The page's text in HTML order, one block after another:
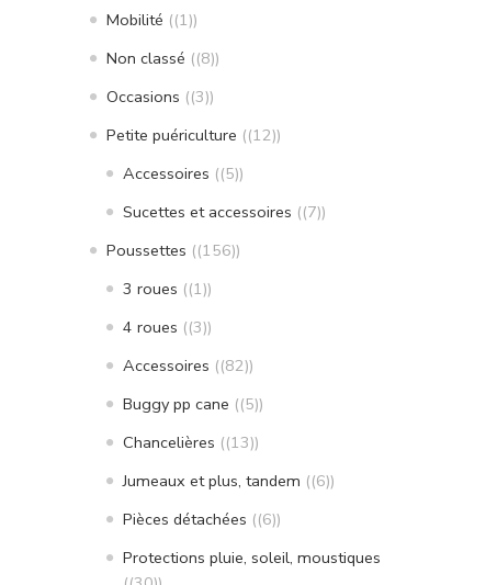
Mobilité (1)
Non classé (8)
Occasions (3)
Petite puériculture (12)
Accessoires (5)
Sucettes et accessoires (7)
Poussettes (156)
3 roues (1)
4 roues (3)
Accessoires (82)
Buggy pp cane (5)
Chancelières (13)
Jumeaux et plus, tandem (6)
Pièces détachées (6)
Protections pluie, soleil, moustiques